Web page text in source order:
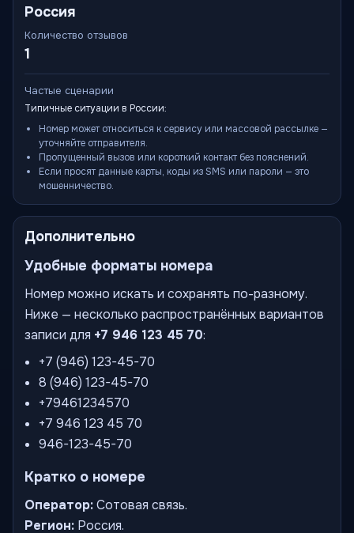
Россия
Количество отзывов
1
Частые сценарии
Типичные ситуации в России:
Номер может относиться к сервису или массовой рассылке —
уточняйте отправителя.
Пропущенный вызов или короткий контакт без пояснений.
Если просят данные карты, коды из SMS или пароли — это
мошенничество.
Дополнительно
Удобные форматы номера
Номер можно искать и сохранять по-разному.
Ниже — несколько распространённых вариантов
записи для +7 946 123 45 70:
+7 (946) 123-45-70
8 (946) 123-45-70
+79461234570
+7 946 123 45 70
946-123-45-70
Кратко о номере
Оператор:Сотовая связь.
Регион: Россия.